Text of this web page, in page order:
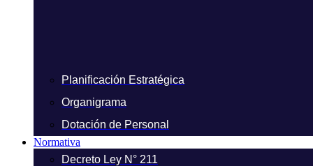
Planificación Estratégica
Organigrama
Dotación de Personal
Normativa
Decreto Ley N° 211